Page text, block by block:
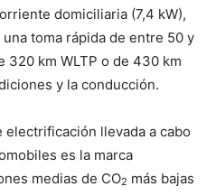
domiciliaria (7,4 kW),
toma rápida de entre 50 y
320 km WLTP o de 430 km
y la conducción.
electrificación llevada a cabo
es la marca
medias de CO2 más bajas